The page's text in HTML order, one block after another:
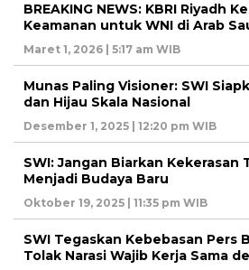
BREAKING NEWS: KBRI Riyadh
Keamanan untuk WNI di Arab
Maret 1, 2026 | 5:17 am WIB
Munas Paling Visioner: SWI
dan Hijau Skala Nasional
Desember 1, 2025 | 12:20 pm WIB
SWI: Jangan Biarkan Kekerasan
Menjadi Budaya Baru
Oktober 19, 2025 | 11:35 pm WIB
SWI Tegaskan Kebebasan Pers
Tolak Narasi Wajib Kerja Sama